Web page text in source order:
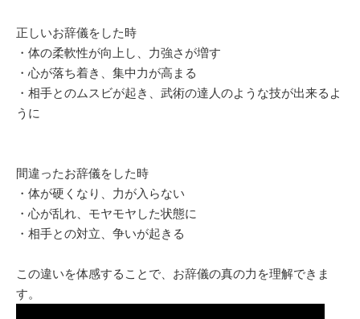
正しいお辞儀をした時
・体の柔軟性が向上し、力強さが増す
・心が落ち着き、集中力が高まる
・相手とのムスビが起き、武術の達人のような技が出来るよ
うに
間違ったお辞儀をした時
・体が硬くなり、力が入らない
・心が乱れ、モヤモヤした状態に
・相手との対立、争いが起きる
この違いを体感することで、お辞儀の真の力を理解できま
す。